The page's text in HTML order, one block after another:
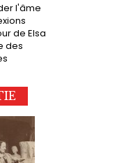
l'âme
de Elsa
des